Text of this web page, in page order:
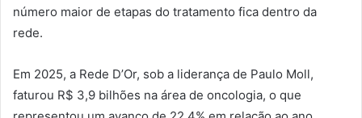
número maior de etapas do tratamento fica dentro da
rede.
Em 2025, a Rede D’Or, sob a liderança de Paulo Moll,
faturou R$ 3,9 bilhões na área de oncologia, o que